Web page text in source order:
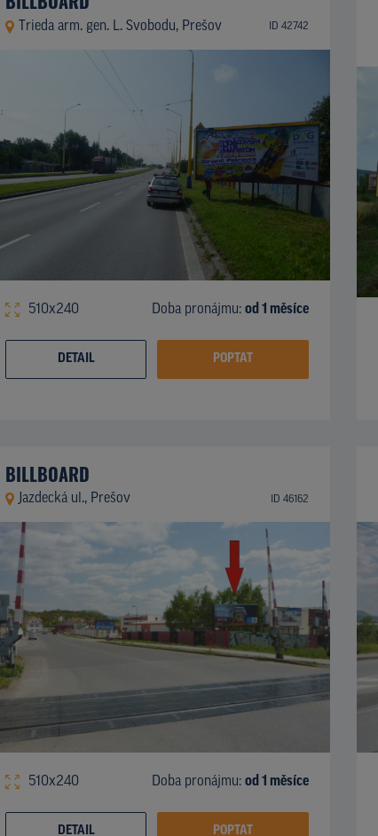
Trieda arm. gen. L. Svobodu, Prešov ID 42742
510x240 Doba pronájmu: od 1 měsíce
DETAIL POPTAT
BILLBOARD
Jazdecká ul., Prešov ID 46162
510x240 Doba pronájmu: od 1 měsíce
DETAIL POPTAT